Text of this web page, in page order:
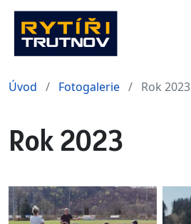
Úvod Fotogalerie Rok 2023
Rok 2023